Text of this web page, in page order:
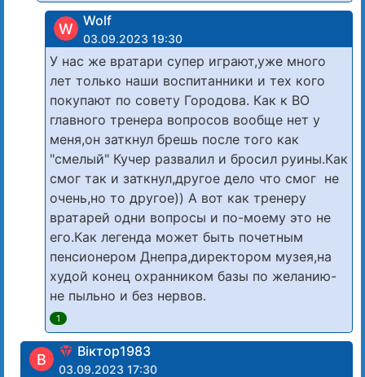
W Wolf
03.09.2023 19:30
У нас же вратари супер играют,уже много
лет только наши воспитанники и тех кого
покупают по совету Городова. Как к ВО
главного тренера вопросов вообще нет у
меня,он заткнул брешь после того как
"смелый" Кучер развалил и бросил руины.Как
смог так и заткнул,другое дело что смог не
очень,но то другое)) А вот как тренеру
вратарей одни вопросы и по-моему это не
его.Как легенда может быть почетным
пенсионером Днепра,директором музея,на
худой конец охранником базы по желанию-
не пыльно и без нервов.
1
В Віктор1983
03.09.2023 17:30